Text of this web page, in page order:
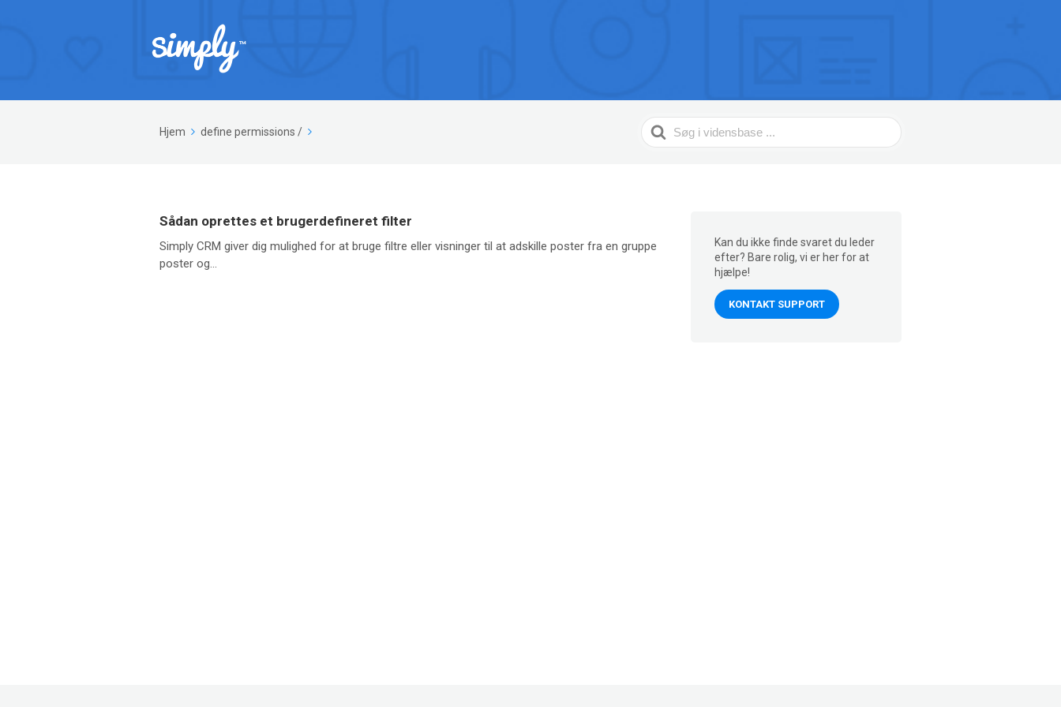
Hjem define permissions /
Search
For
Sådan oprettes et brugerdefineret filter
Simply CRM giver dig mulighed for at bruge filtre eller visninger til at adskille poster fra en gruppe
poster og...
Kan du ikke finde svaret du leder
efter? Bare rolig, vi er her for at
hjælpe!
KONTAKT SUPPORT